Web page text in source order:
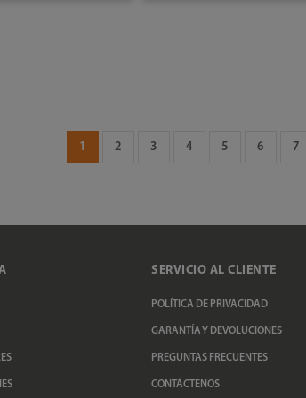
1 2 3 4 5 6 7
SERVICIO AL CLIENTE
POLÍTICA DE PRIVACIDAD
GARANTÍA Y DEVOLUCIONES
PREGUNTAS FRECUENTES
CONTÁCTENOS